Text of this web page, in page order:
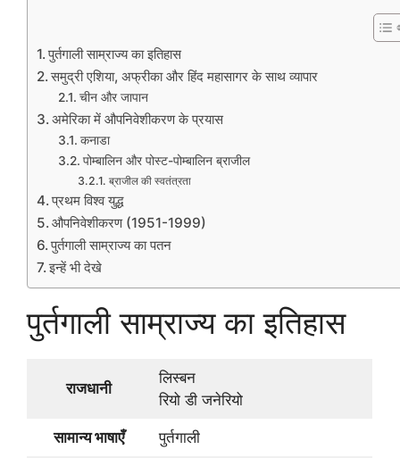
पुर्तगाली साम्राज्य का इतिहास
समुद्री एशिया, अफ्रीका और हिंद महासागर के साथ व्यापार
चीन और जापान
अमेरिका में औपनिवेशीकरण के प्रयास
कनाडा
पोम्बालिन और पोस्ट-पोम्बालिन ब्राजील
ब्राजील की स्वतंत्रता
प्रथम विश्व युद्ध
औपनिवेशीकरण (1951-1999)
पुर्तगाली साम्राज्य का पतन
इन्हें भी देखे
पुर्तगाली साम्राज्य का इतिहास
राजधानी
लिस्बन
रियो डी जनेरियो
सामान्य भाषाएँ पुर्तगाली